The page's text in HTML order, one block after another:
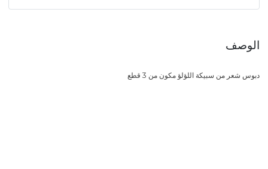
الوصف
دبوس شعر من سبيكة اللؤلؤ مكون من 3 قطع